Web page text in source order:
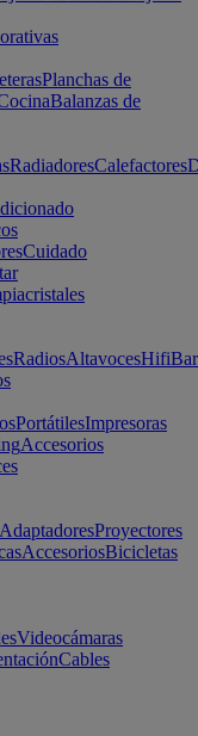
Planchas de
Balanzas de
RadiadoresCalefactores
Cuidado
RadiosAltavocesHifi
PortátilesImpresoras
Accesorios
AdaptadoresProyectores
AccesoriosBicicletas
Videocámaras
Cables